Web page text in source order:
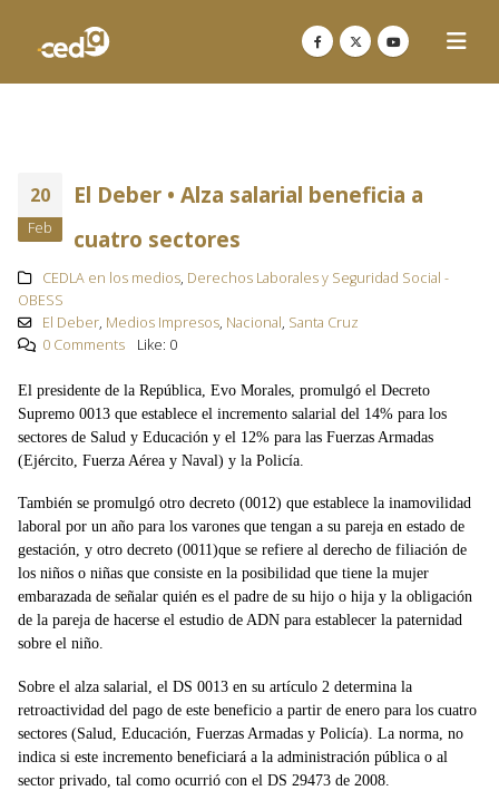
20
Feb
El Deber • Alza salarial beneficia a
cuatro sectores
CEDLA en los medios, Derechos Laborales y Seguridad Social -
OBESS
El Deber, Medios Impresos, Nacional, Santa Cruz
0 Comments
Like: 0
El presidente de la República, Evo Morales, promulgó el Decreto
Supremo 0013 que establece el incremento salarial del 14% para los
sectores de Salud y Educación y el 12% para las Fuerzas Armadas
(Ejército, Fuerza Aérea y Naval) y la Policía.
También se promulgó otro decreto (0012) que establece la inamovilidad
laboral por un año para los varones que tengan a su pareja en estado de
gestación, y otro decreto (0011)que se refiere al derecho de filiación de
los niños o niñas que consiste en la posibilidad que tiene la mujer
embarazada de señalar quién es el padre de su hijo o hija y la obligación
de la pareja de hacerse el estudio de ADN para establecer la paternidad
sobre el niño.
Sobre el alza salarial, el DS 0013 en su artículo 2 determina la
retroactividad del pago de este beneficio a partir de enero para los cuatro
sectores (Salud, Educación, Fuerzas Armadas y Policía). La norma, no
indica si este incremento beneficiará a la administración pública o al
sector privado, tal como ocurrió con el DS 29473 de 2008.